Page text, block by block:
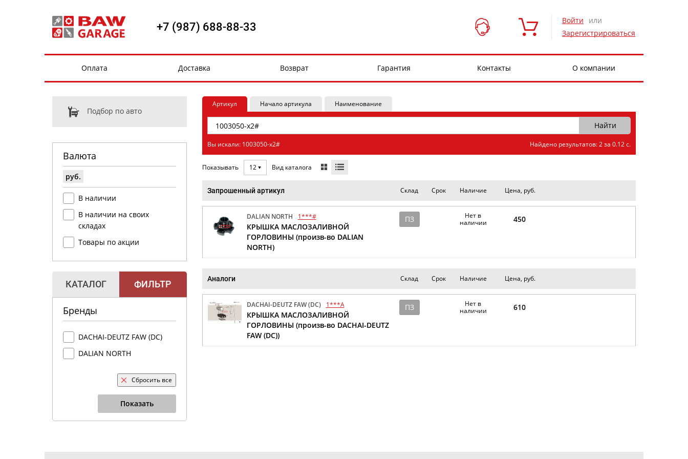
+7 (987) 688-88-33 Войти
или
Зарегистрироваться
Оплата Доставка Возврат Гарантия Контакты О компании
Подбор по авто
Валюта
руб.
В наличии
В наличии на своих
складах
Товары по акции
КАТАЛОГ ФИЛЬТР
Бренды
DACHAI-DEUTZ FAW (DC)
DALIAN NORTH
Сбросить все
Показать
Артикул Начало артикула Наименование
Вы искали: 1003050-x2# Найдено результатов: 2 за 0.12 с.
Показывать 12 Вид каталога
Запрошенный артикул Склад Срок Наличие Цена, руб.
DALIAN NORTH 1***#
КРЫШКА МАСЛОЗАЛИВНОЙ
ГОРЛОВИНЫ (произв-во DALIAN
NORTH)
ПЗ
Нет в
наличии
450
Аналоги Склад Срок Наличие Цена, руб.
DACHAI-DEUTZ FAW (DC) 1***A
КРЫШКА МАСЛОЗАЛИВНОЙ
ГОРЛОВИНЫ (произв-во DACHAI-DEUTZ
FAW (DC))
ПЗ
Нет в
наличии
610